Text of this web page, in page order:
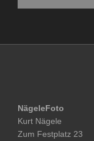
NägeleFoto
Kurt Nägele
Zum Festplatz 23